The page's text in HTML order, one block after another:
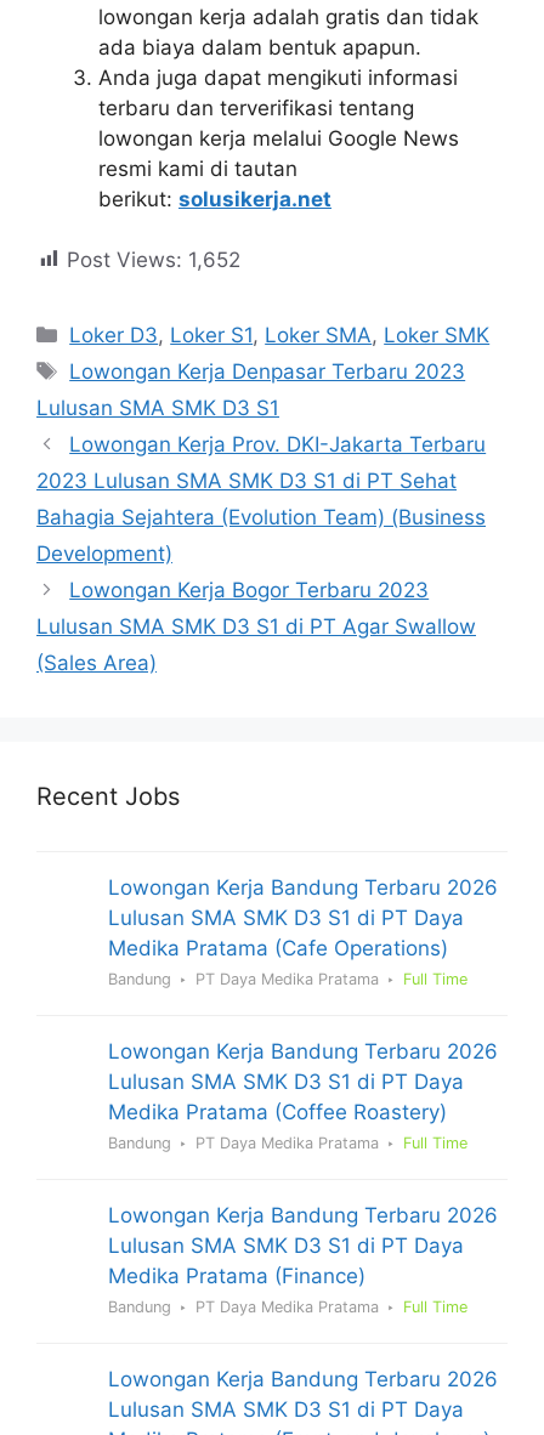
lowongan kerja adalah gratis dan tidak
ada biaya dalam bentuk apapun.
Anda juga dapat mengikuti informasi
terbaru dan terverifikasi tentang
lowongan kerja melalui Google News
resmi kami di tautan
berikut: solusikerja.net
Post Views: 1,652
Kategori
Loker D3, Loker S1, Loker SMA, Loker SMK
Tag
Lowongan Kerja Denpasar Terbaru 2023
Lulusan SMA SMK D3 S1
Lowongan Kerja Prov. DKI-Jakarta Terbaru
2023 Lulusan SMA SMK D3 S1 di PT Sehat
Bahagia Sejahtera (Evolution Team) (Business
Development)
Lowongan Kerja Bogor Terbaru 2023
Lulusan SMA SMK D3 S1 di PT Agar Swallow
(Sales Area)
Recent Jobs
Lowongan Kerja Bandung Terbaru 2026
Lulusan SMA SMK D3 S1 di PT Daya
Medika Pratama (Cafe Operations)
Bandung PT Daya Medika Pratama Full Time
Lowongan Kerja Bandung Terbaru 2026
Lulusan SMA SMK D3 S1 di PT Daya
Medika Pratama (Coffee Roastery)
Bandung PT Daya Medika Pratama Full Time
Lowongan Kerja Bandung Terbaru 2026
Lulusan SMA SMK D3 S1 di PT Daya
Medika Pratama (Finance)
Bandung PT Daya Medika Pratama Full Time
Lowongan Kerja Bandung Terbaru 2026
Lulusan SMA SMK D3 S1 di PT Daya